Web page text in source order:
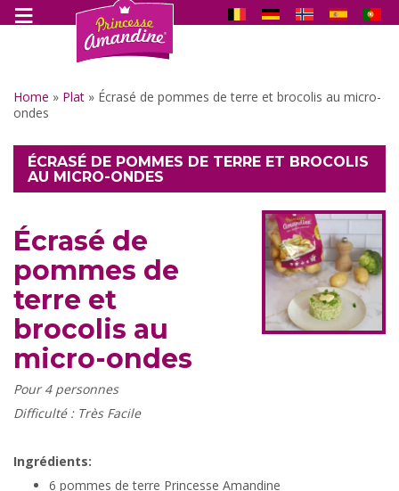
Home » Plat » Écrasé de pommes de terre et brocolis au micro-
ondes
ÉCRASÉ DE POMMES DE TERRE ET BROCOLIS
AU MICRO-ONDES
Écrasé de
pommes de
terre et
brocolis au
micro-ondes
Pour 4 personnes
Difficulté : Très Facile
Ingrédients:
6 pommes de terre Princesse Amandine